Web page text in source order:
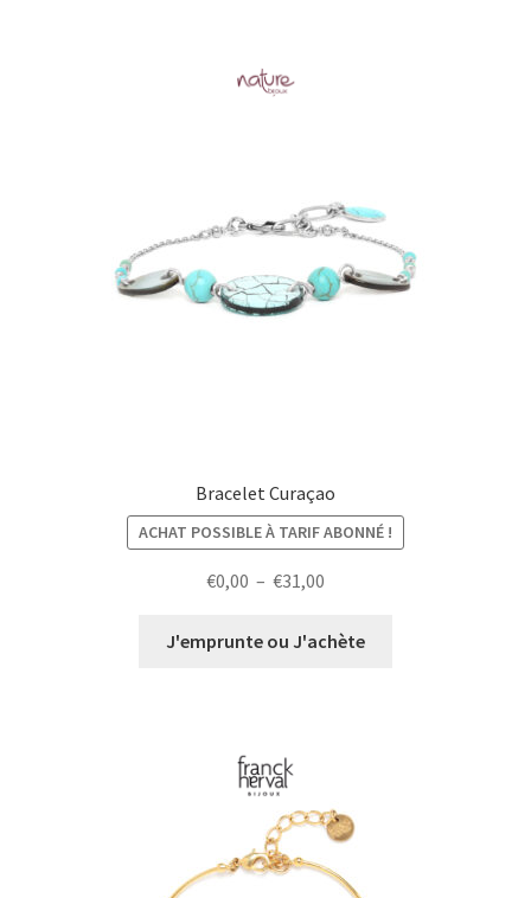
Bracelet Curaçao
ACHAT POSSIBLE À TARIF ABONNÉ !
€0,00 – €31,00
prix :
J'emprunte ou J'achète